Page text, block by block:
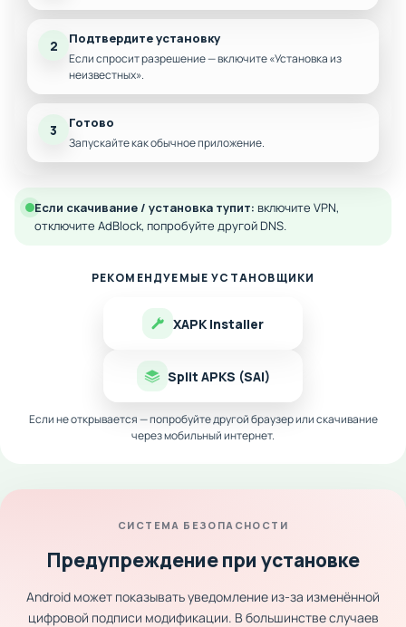
2 Подтвердите установку
Если спросит разрешение — включите «Установка из
неизвестных».
3 Готово
Запускайте как обычное приложение.
Если скачивание / установка тупит: включите VPN,
отключите AdBlock, попробуйте другой DNS.
РЕКОМЕНДУЕМЫЕ УСТАНОВЩИКИ
XAPK Installer
Split APKS (SAI)
Если не открывается — попробуйте другой браузер или скачивание
через мобильный интернет.
СИСТЕМА БЕЗОПАСНОСТИ
Предупреждение при установке
Android может показывать уведомление из-за изменённой
цифровой подписи модификации. В большинстве случаев